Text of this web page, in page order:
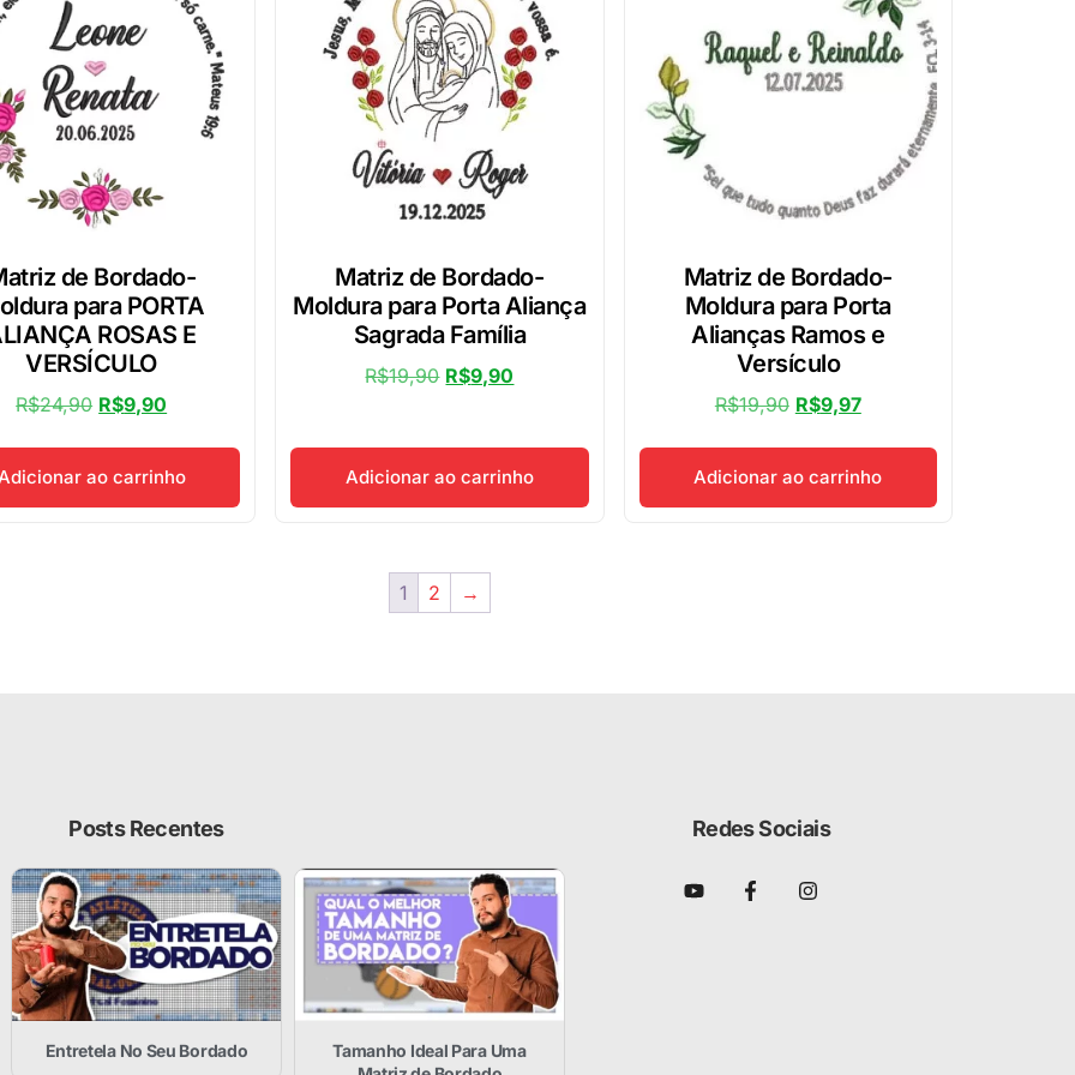
de Bordado-
para PORTA
ROSAS E
VERSÍCULO
R$24,90 R$9,90
ao carrinho
Matriz de Bordado-
Moldura para Porta Aliança
Sagrada Família
R$19,90 R$9,90
Adicionar ao carrinho
Matriz de Bordado-
Moldura para Porta
Alianças Ramos e
Versículo
R$19,90 R$9,97
Adicionar ao carrinho
1 2 →
Posts Recentes
Entretela No Seu Bordado
Tamanho Ideal Para Uma
Redes Sociais